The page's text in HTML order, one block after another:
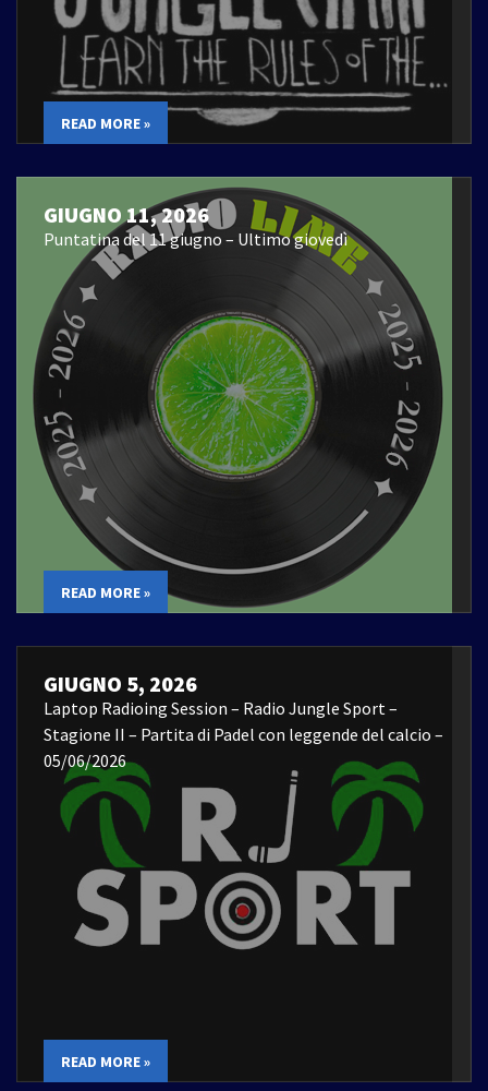
READ MORE »
GIUGNO 11, 2026
Puntatina del 11 giugno – Ultimo giovedì
READ MORE »
GIUGNO 5, 2026
Laptop Radioing Session – Radio Jungle Sport –
Stagione II – Partita di Padel con leggende del calcio –
05/06/2026
READ MORE »